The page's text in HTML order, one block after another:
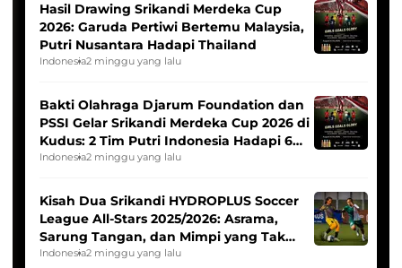
Hasil Drawing Srikandi Merdeka Cup
2026: Garuda Pertiwi Bertemu Malaysia,
Putri Nusantara Hadapi Thailand
Indonesia2 minggu yang lalu
Bakti Olahraga Djarum Foundation dan
PSSI Gelar Srikandi Merdeka Cup 2026 di
Kudus: 2 Tim Putri Indonesia Hadapi 6
Tim Asia
Indonesia2 minggu yang lalu
Kisah Dua Srikandi HYDROPLUS Soccer
League All-Stars 2025/2026: Asrama,
Sarung Tangan, dan Mimpi yang Tak
Pernah Padam
Indonesia2 minggu yang lalu